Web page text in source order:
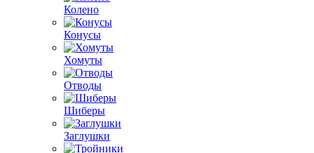
Колено
Конусы
Хомуты
Отводы
Шиберы
Заглушки